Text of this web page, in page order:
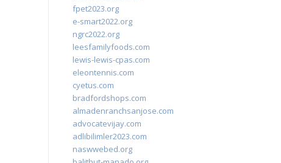
fpet2023.org
e-smart2022.org
ngrc2022.org
leesfamilyfoods.com
lewis-lewis-cpas.com
eleontennis.com
cyetus.com
bradfordshops.com
almadenranchsanjose.com
advocatevijay.com
adlibilimler2023.com
naswwebed.org